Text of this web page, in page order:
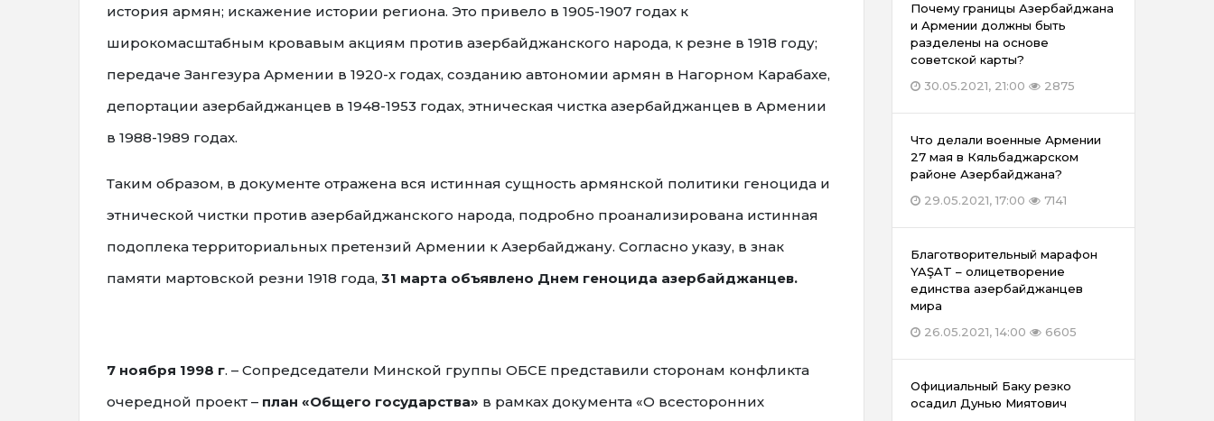
история армян; искажение истории региона. Это привело в 1905-1907 годах к
широкомасштабным кровавым акциям против азербайджанского народа, к резне в 1918 году;
передаче Зангезура Армении в 1920-х годах, созданию автономии армян в Нагорном Карабахе,
депортации азербайджанцев в 1948-1953 годах, этническая чистка азербайджанцев в Армении
в 1988-1989 годах.
Таким образом, в документе отражена вся истинная сущность армянской политики геноцида и
этнической чистки против азербайджанского народа, подробно проанализирована истинная
подоплека территориальных претензий Армении к Азербайджану. Согласно указу, в знак
памяти мартовской резни 1918 года, 31 марта объявлено Днем геноцида азербайджанцев.
7 ноября 1998 г. – Сопредседатели Минской группы ОБСЕ представили сторонам конфликта
очередной проект – план «Общего государства» в рамках документа «О всесторонних
Почему границы Азербайджана
и Армении должны быть
разделены на основе
советской карты?
30.05.2021, 21:00
2875
Что делали военные Армении
27 мая в Кяльбаджарском
районе Азербайджана?
29.05.2021, 17:00
7141
Благотворительный марафон
YAŞAT – олицетворение
единства азербайджанцев
мира
26.05.2021, 14:00
6605
Официальный Баку резко
осадил Дунью Миятович